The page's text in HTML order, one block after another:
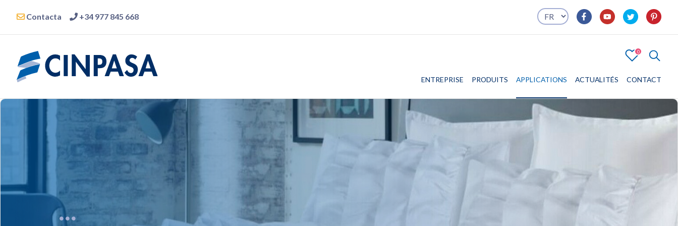
Contacta +34 977 845 668
0
ENTREPRISE PRODUITS APPLICATIONS ACTUALITÉS CONTACT
4
ENTREPRISE PRODUITS APPLICATIONS CONTACT